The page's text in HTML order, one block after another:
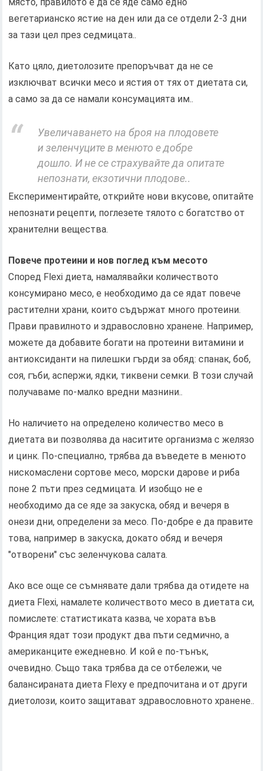
вегетарианско ястие на ден или да се отдели 2-3 дни
за тази цел през седмицата..
Като цяло, диетолозите препоръчват да не се
изключват всички месо и ястия от тях от диетата си,
а само за да се намали консумацията им..
Увеличаването на броя на плодовете
и зеленчуците в менюто е добре
дошло. И не се страхувайте да опитате
непознати, екзотични плодове..
Експериментирайте, открийте нови вкусове, опитайте
непознати рецепти, поглезете тялото с богатство от
хранителни вещества.
Повече протеини и нов поглед към месото
Според Flexi диета, намалявайки количеството
консумирано месо, е необходимо да се ядат повече
растителни храни, които съдържат много протеини.
Прави правилното и здравословно хранене. Например,
можете да добавите богати на протеини витамини и
антиоксиданти на пилешки гърди за обяд: спанак, боб,
соя, гъби, аспержи, ядки, тиквени семки. В този случай
получаваме по-малко вредни мазнини..
Но наличието на определено количество месо в
диетата ви позволява да наситите организма с желязо
и цинк. По-специално, трябва да въведете в менюто
нискомаслени сортове месо, морски дарове и риба
поне 2 пъти през седмицата. И изобщо не е
необходимо да се яде за закуска, обяд и вечеря в
онези дни, определени за месо. По-добре е да правите
това, например в закуска, докато обяд и вечеря
"отворени" със зеленчукова салата.
Ако все още се съмнявате дали трябва да отидете на
диета Flexi, намалете количеството месо в диетата си,
помислете: статистиката казва, че хората във
Франция ядат този продукт два пъти седмично, а
американците ежедневно. И кой е по-тънък,
очевидно. Също така трябва да се отбележи, че
балансираната диета Flexy е предпочитана и от други
диетолози, които защитават здравословното хранене..